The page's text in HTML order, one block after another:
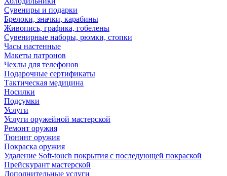
Сувениры и подарки
Брелоки, значки, карабины
Живопись, графика, гобелены
Сувенирные наборы, рюмки, стопки
Часы настенные
Макеты патронов
Чехлы для телефонов
Подарочные сертификаты
Тактическая медицина
Носилки
Подсумки
Услуги
Услуги оружейной мастерской
Ремонт оружия
Тюнинг оружия
Покраска оружия
Удаление Soft-touch покрытия с последующей покраской
Прейскурант мастерской
Дополнительные услуги